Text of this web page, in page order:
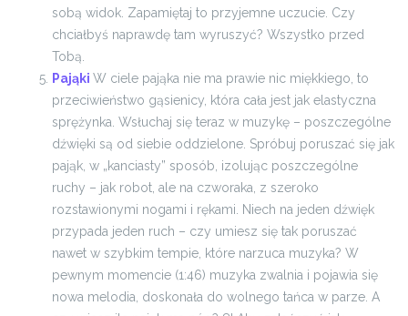
sobą widok. Zapamiętaj to przyjemne uczucie. Czy
chciałbyś naprawdę tam wyruszyć? Wszystko przed
Tobą.
Pająki W ciele pająka nie ma prawie nic miękkiego, to
przeciwieństwo gąsienicy, która cała jest jak elastyczna
sprężynka. Wsłuchaj się teraz w muzykę – poszczególne
dźwięki są od siebie oddzielone. Spróbuj poruszać się jak
pająk, w „kanciasty” sposób, izolując poszczególne
ruchy – jak robot, ale na czworaka, z szeroko
rozstawionymi nogami i rękami. Niech na jeden dźwięk
przypada jeden ruch – czy umiesz się tak poruszać
nawet w szybkim tempie, które narzuca muzyka? W
pewnym momencie (1:46) muzyka zwalnia i pojawia się
nowa melodia, doskonała do wolnego tańca w parze. A